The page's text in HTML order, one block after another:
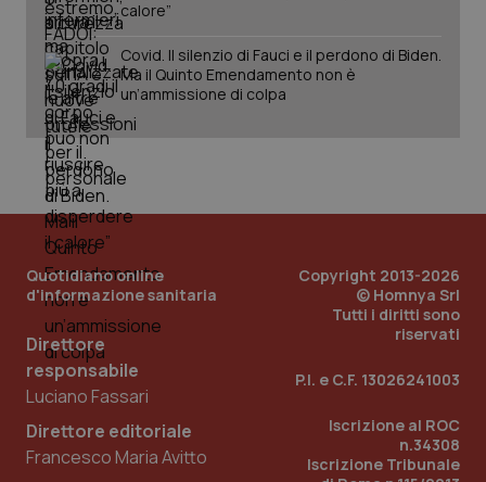
calore”
Covid. Il silenzio di Fauci e il perdono di Biden.
Ma il Quinto Emendamento non è
un’ammissione di colpa
Quotidiano online
d'informazione sanitaria
Direttore
responsabile
Luciano Fassari
Direttore editoriale
Francesco Maria Avitto
Copyright 2013-2026
© Homnya Srl
Tutti i diritti sono
riservati
P.I. e C.F. 13026241003
Iscrizione al ROC
n.34308
Iscrizione Tribunale
_ga_KM60CM4NPH .quotidianosanita.it
1
mese